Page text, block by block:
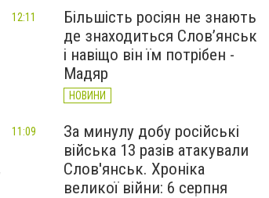
Більшість росіян не знають
де знаходиться Слов’янськ
і навіщо він їм потрібен -
Мадяр
НОВИНИ
12:11
За минулу добу російські
війська 13 разів атакували
Слов'янськ. Хроніка
великої війни: 6 серпня
11:09